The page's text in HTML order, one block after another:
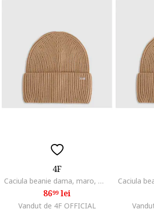
4F
Caciula beanie dama, maro, M, material din viscoza
8699lei
Vandut de 4F OFFICIAL